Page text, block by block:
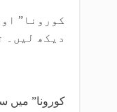
دیکھ لیں۔